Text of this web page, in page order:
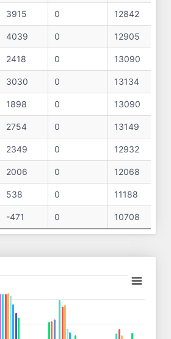
3915 0 12842
4039 0 12905
2418 0 13090
3030 0 13134
1898 0 13090
2754 0 13149
2349 0 12932
2006 0 12068
538 0 11188
-471 0 10708
displaying categories.